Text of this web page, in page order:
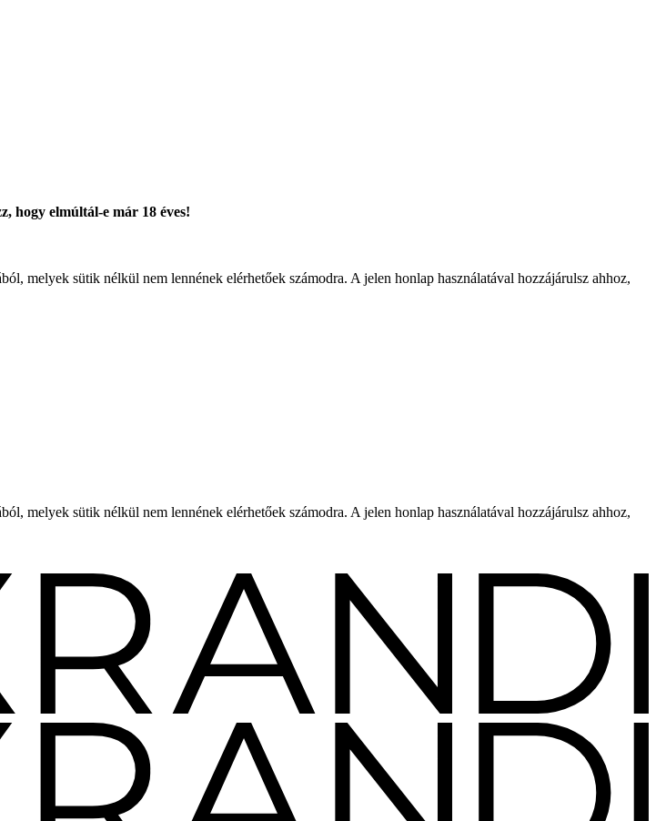
hogy elmúltál-e már 18 éves!
melyek sütik nélkül nem lennének elérhetőek számodra. A jelen honlap használatával hozzájárulsz ahhoz,
melyek sütik nélkül nem lennének elérhetőek számodra. A jelen honlap használatával hozzájárulsz ahhoz,